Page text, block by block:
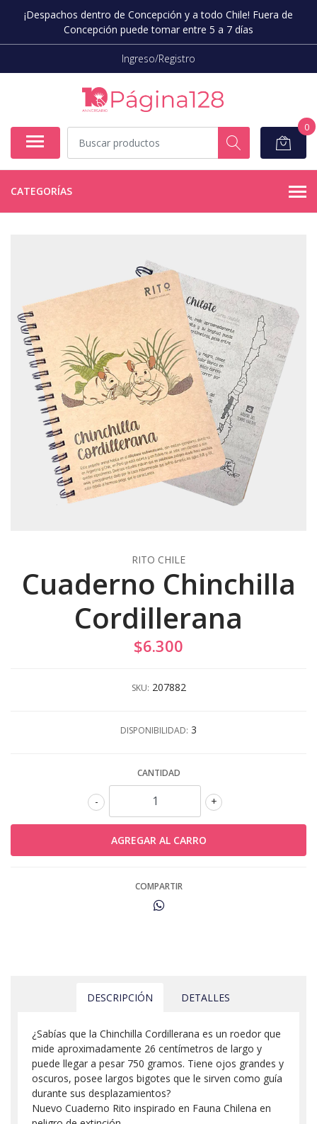
¡Despachos dentro de Concepción y a todo Chile! Fuera de
Concepción puede tomar entre 5 a 7 días
Ingreso/Registro
0
CATEGORÍAS
RITO CHILE
Cuaderno Chinchilla
Cordillerana
$6.300
SKU: 207882
DISPONIBILIDAD: 3
CANTIDAD
+
-
COMPARTIR
DESCRIPCIÓN DETALLES
¿Sabías que la Chinchilla Cordillerana es un roedor que
mide aproximadamente 26 centímetros de largo y
puede llegar a pesar 750 gramos. Tiene ojos grandes y
oscuros, posee largos bigotes que le sirven como guía
durante sus desplazamientos?
Nuevo Cuaderno Rito inspirado en Fauna Chilena en